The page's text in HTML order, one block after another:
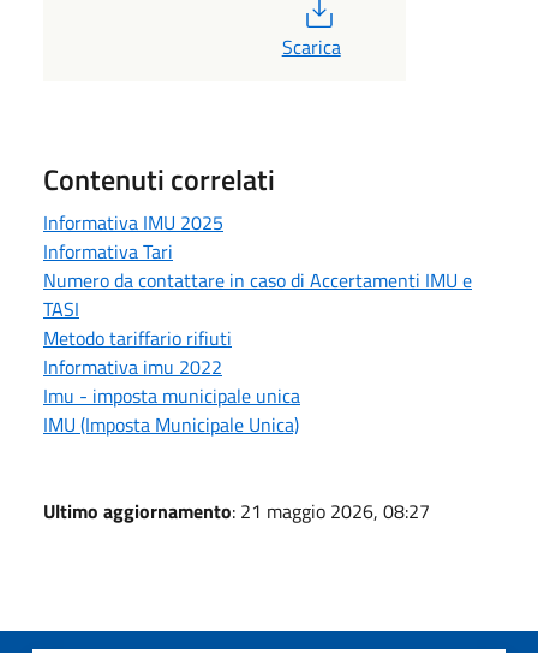
Scarica
Contenuti correlati
Informativa IMU 2025
Informativa Tari
Numero da contattare in caso di Accertamenti IMU e
TASI
Metodo tariffario rifiuti
Informativa imu 2022
Imu - imposta municipale unica
IMU (Imposta Municipale Unica)
Ultimo aggiornamento: 21 maggio 2026, 08:27